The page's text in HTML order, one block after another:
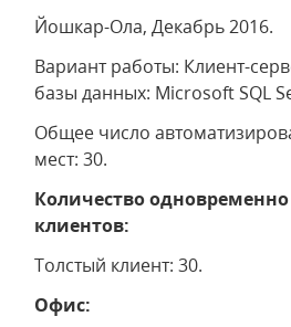
Йошкар-Ола, Декабрь 2016.
Вариант работы: Клиент-
базы данных: Microsoft SQL
Общее число
мест: 30.
Количество
клиентов:
Толстый клиент: 30.
Офис: